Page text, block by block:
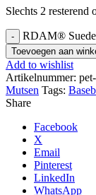
Slechts 2 resterend
RDAM®
Toevoegen aan
Add to wishlist
Artikelnummer:
Mutsen Tags:
Share
Facebook
X
Email
Pinterest
LinkedIn
WhatsApp